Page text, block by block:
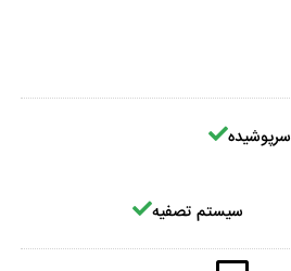
سرپوشیده
سیستم تصفیه